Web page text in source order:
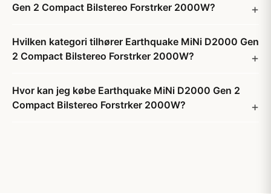
Gen 2 Compact Bilstereo Forstrker 2000W?
Hvilken kategori tilhører Earthquake MiNi D2000 Gen
2 Compact Bilstereo Forstrker 2000W?
Hvor kan jeg købe Earthquake MiNi D2000 Gen 2
Compact Bilstereo Forstrker 2000W?